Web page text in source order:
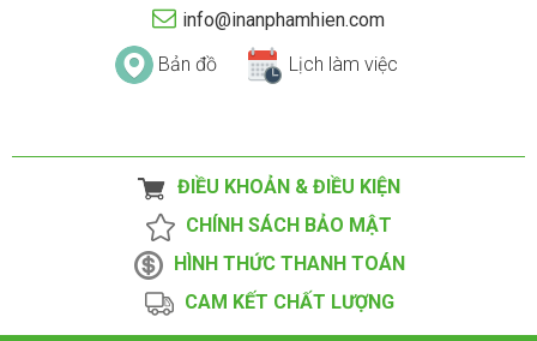
info@inanphamhien.com
Bản đồ
Lịch làm việc
ĐIỀU KHOẢN & ĐIỀU KIỆN
CHÍNH SÁCH BẢO MẬT
HÌNH THỨC THANH TOÁN
CAM KẾT CHẤT LƯỢNG